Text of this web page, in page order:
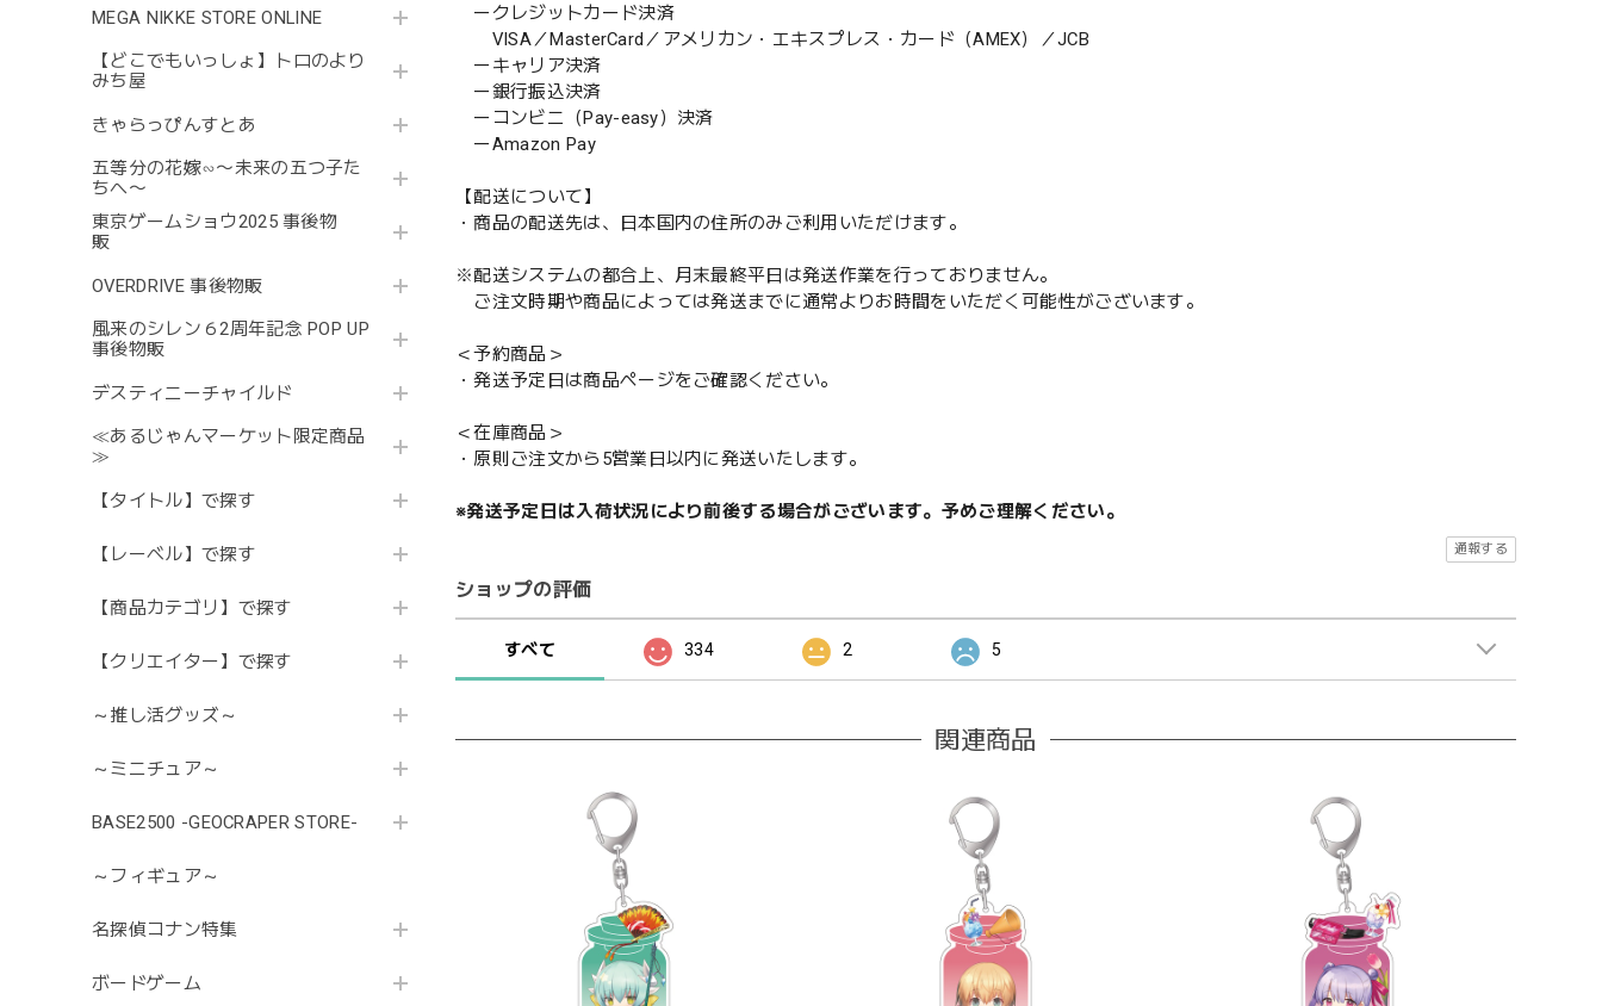
MEGA NIKKE STORE ONLINE
【どこでもいっしょ】トロのより
みち屋
きゃらっぴんすとあ
五等分の花嫁∽〜未来の五つ子た
ちへ〜
東京ゲームショウ2025 事後物
販
OVERDRIVE 事後物販
風来のシレン６2周年記念 POP UP
事後物販
デスティニーチャイルド
≪あるじゃんマーケット限定商品
≫
【タイトル】で探す
【レーベル】で探す
【商品カテゴリ】で探す
【クリエイター】で探す
～推し活グッズ～
～ミニチュア～
BASE2500 -GEOCRAPER STORE-
～フィギュア～
名探偵コナン特集
ボードゲーム
ークレジットカード決済
VISA／MasterCard／アメリカン・エキスプレス・カード（AMEX）／JCB
ーキャリア決済
ー銀行振込決済
ーコンビニ（Pay-easy）決済
ーAmazon Pay
【配送について】
・商品の配送先は、日本国内の住所のみご利用いただけます。
※配送システムの都合上、月末最終平日は発送作業を行っておりません。
ご注文時期や商品によっては発送までに通常よりお時間をいただく可能性がございます。
＜予約商品＞
・発送予定日は商品ページをご確認ください。
＜在庫商品＞
・原則ご注文から5営業日以内に発送いたします。
※発送予定日は入荷状況により前後する場合がございます。予めご理解ください。
通報する
ショップの評価
すべて 334 2 5
関連商品